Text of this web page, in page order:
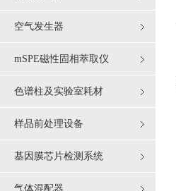
空气发生器
mSPE磁性固相萃取仪
色谱柱及实验室耗材
样品前处理设备
基因膜芯片检测系统
气体混配器